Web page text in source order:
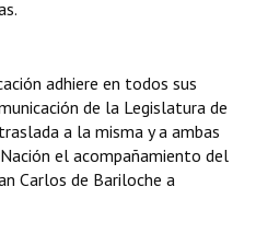
adhiere en todos sus
de la Legislatura de
a la misma y a ambas
el acompañamiento del
Carlos de Bariloche a